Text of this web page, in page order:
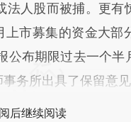
人股而被捕。更有
市募集的资金大部
布期限过去一个半
务所出具了保留意见
后继续阅读